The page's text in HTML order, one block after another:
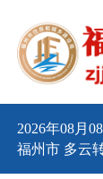
2026年08月
福州市 多云